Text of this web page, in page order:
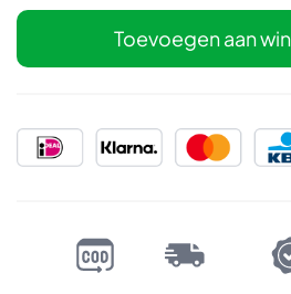
Acqua
Gioia
Toevoegen aan